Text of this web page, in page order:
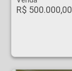
R$ 500.000,00